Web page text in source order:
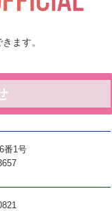
ます。
番1号